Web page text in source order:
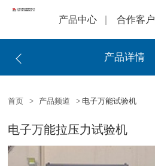
产品中心 合作客户
产品详情
首页 > 产品频道 > 电子万能试验机
电子万能拉压力试验机